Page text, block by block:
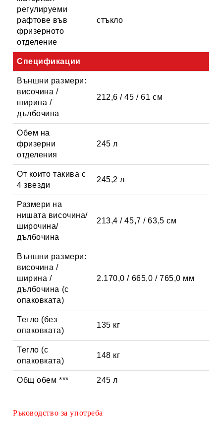
регулируеми
рафтове във
фризерното
отделение
стъкло
Спецификации
Външни размери:
височина /
ширина /
дълбочина
212,6 / 45 / 61 см
Обем на
фризерни
отделения
245 л
От които такива с
4 звезди
245,2 л
Размери на
нишата височина/
широчина/
дълбочина
213,4 / 45,7 / 63,5 см
Външни размери:
височина /
ширина /
дълбочина (с
опаковката)
2.170,0 / 665,0 / 765,0 мм
Тегло (без
опаковката)
135 кг
Тегло (с
опаковката)
148 кг
Общ обем *** 245 л
Ръководство за употреба